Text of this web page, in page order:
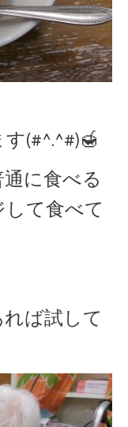
(#^.^#)🍯
に食べる
て食べて
ば試して